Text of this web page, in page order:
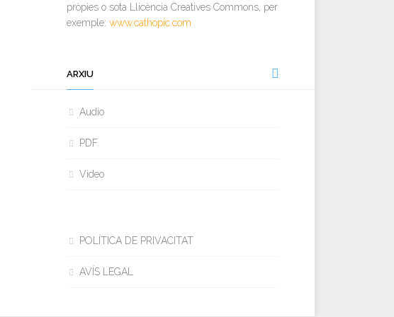
pròpies o sota Llicència Creatives Commons, per
exemple: www.cathopic.com
ARXIU
Audio
PDF
Video
POLÍTICA DE PRIVACITAT
AVÍS LEGAL